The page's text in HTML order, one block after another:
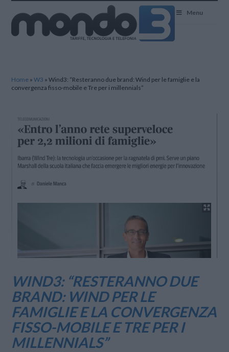
Menu
Home »W3 »Wind3: “Resteranno due brand: Wind per le famiglie e la
convergenza fisso-mobile e Tre per i millennials”
WIND3: “RESTERANNO DUE
BRAND: WIND PER LE
FAMIGLIE E LA CONVERGENZA
FISSO-MOBILE E TRE PER I
MILLENNIALS”